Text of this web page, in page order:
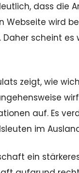
dass die
Webseite wird
scheint
zeigt, wie
auf. Es
im
ein